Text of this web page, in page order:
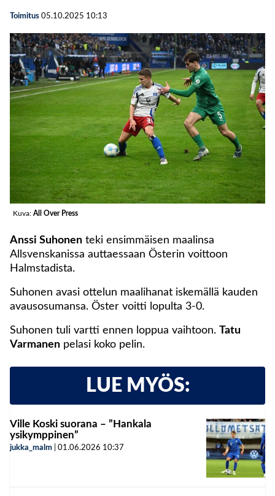
Toimitus 05.10.2025 10:13
Kuva: All Over Press
Anssi Suhonen teki ensimmäisen maalinsa
Allsvenskanissa auttaessaan Österin voittoon
Halmstadista.
Suhonen avasi ottelun maalihanat iskemällä kauden
avausosumansa. Öster voitti lopulta 3-0.
Suhonen tuli vartti ennen loppua vaihtoon. Tatu
Varmanen pelasi koko pelin.
LUE MYÖS:
Ville Koski suorana – ”Hankala
ysikymppinen”
jukka_malm 01.06.2026 10:37